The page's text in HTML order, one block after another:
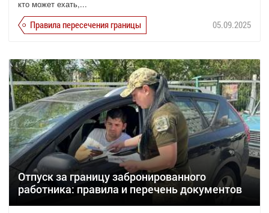
кто может ехать,...
Правила пересечения границы 05.09.2025
Отпуск за границу забронированного
работника: правила и перечень документов